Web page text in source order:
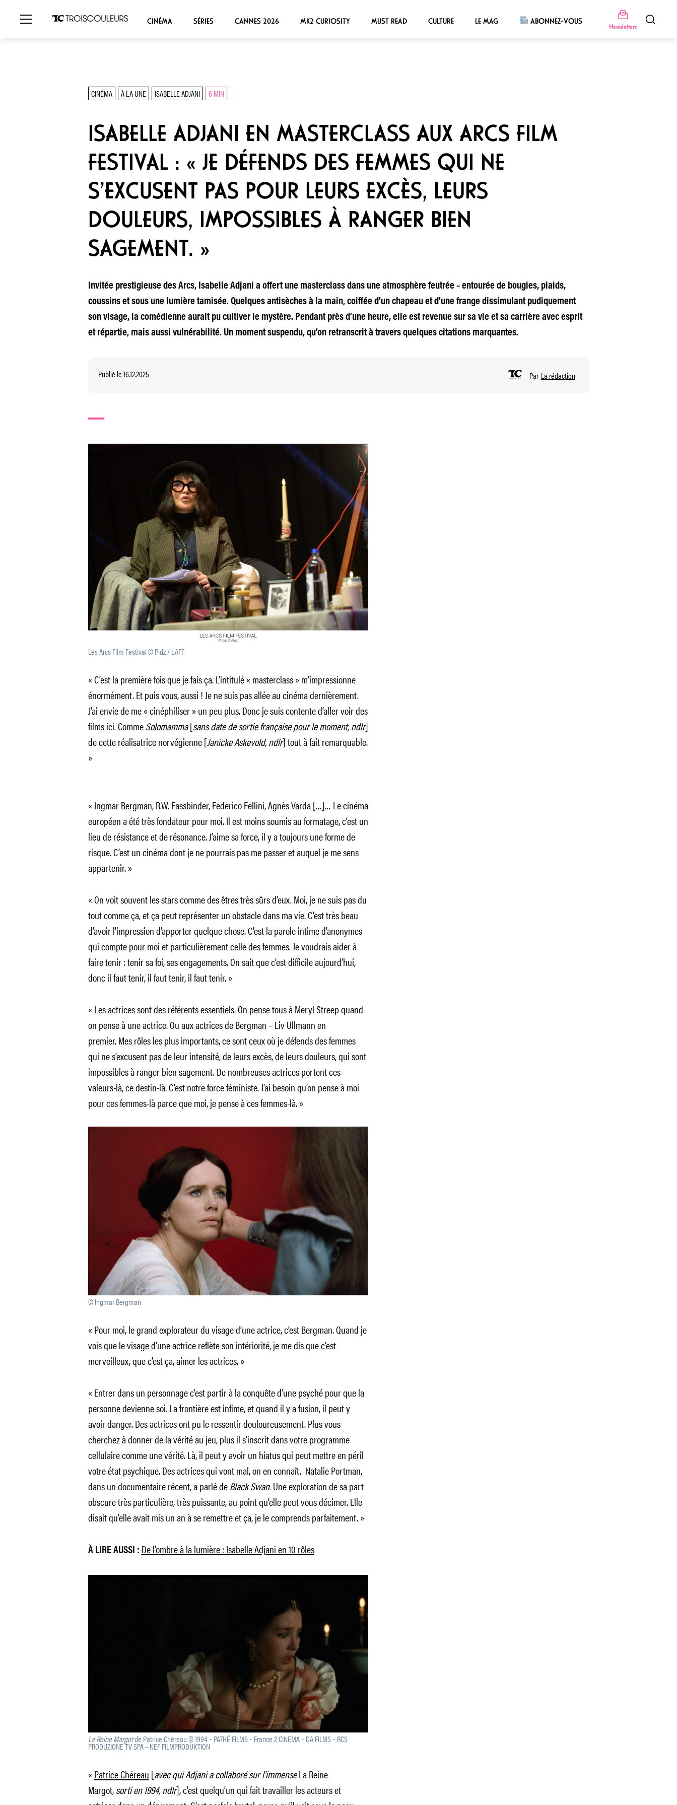
CINÉMA SÉRIES CANNES 2026 MK2 CURIOSITY MUST READ CULTURE LE MAG ABONNEZ-VOUS
Newsletters
CINÉMA À LA UNE ISABELLE ADJANI 6 MIN
ISABELLE ADJANI EN MASTERCLASS AUX ARCS FILM
FESTIVAL : « JE DÉFENDS DES FEMMES QUI NE
S’EXCUSENT PAS POUR LEURS EXCÈS, LEURS
DOULEURS, IMPOSSIBLES À RANGER BIEN
SAGEMENT. »
Invitée prestigieuse des Arcs, Isabelle Adjani a offert une masterclass dans une atmosphère feutrée – entourée de bougies, plaids,
coussins et sous une lumière tamisée. Quelques antisèches à la main, coiffée d’un chapeau et d’une frange dissimulant pudiquement
son visage, la comédienne aurait pu cultiver le mystère. Pendant près d’une heure, elle est revenue sur sa vie et sa carrière avec esprit
et répartie, mais aussi vulnérabilité. Un moment suspendu, qu’on retranscrit à travers quelques citations marquantes.
Publié le 16.12.2025 Par La rédaction
Les Arcs Film Festival © Pidz / LAFF
« C’est la première fois que je fais ça. L’intitulé « masterclass » m’impressionne
énormément. Et puis vous, aussi ! Je ne suis pas allée au cinéma dernièrement.
J’ai envie de me « cinéphiliser » un peu plus. Donc je suis contente d’aller voir des
films ici. CommeSolomamma[sans date de sortie française pour le moment, ndlr]
de cette réalisatrice norvégienne [Janicke Askevold, ndlr] tout à fait remarquable.
»
« Ingmar Bergman, R.W. Fassbinder, Federico Fellini, Agnès Varda […]… Le cinéma
européen a été très fondateur pour moi. Il est moins soumis au formatage, c’est un
lieu de résistance et de résonance. J’aime sa force, il y a toujours une forme de
risque. C’est un cinéma dont je ne pourrais pas me passer et auquel je me sens
appartenir. »
« On voit souvent les stars comme des êtres très sûrs d’eux. Moi, je ne suis pas du
tout comme ça, et ça peut représenter un obstacle dans ma vie. C’est très beau
d’avoir l’impression d’apporter quelque chose. C’est la parole intime d’anonymes
qui compte pour moi et particulièrement celle des femmes. Je voudrais aider à
faire tenir : tenir sa foi, ses engagements. On sait que c’est difficile aujourd’hui,
donc il faut tenir, il faut tenir, il faut tenir. »
« Les actrices sont des référents essentiels. On pense tous à Meryl Streep quand
on pense à une actrice. Ou aux actrices de Bergman – Liv Ullmann en
premier. Mes rôles les plus importants, ce sont ceux où je défends des femmes
qui ne s’excusent pas de leur intensité, de leurs excès, de leurs douleurs, qui sont
impossibles à ranger bien sagement. De nombreuses actrices portent ces
valeurs-là, ce destin-là. C’est notre force féministe. J’ai besoin qu’on pense à moi
pour ces femmes-là parce que moi, je pense à ces femmes-là. »
© Ingmar Bergman
« Pour moi, le grand explorateur du visage d’une actrice, c’est Bergman. Quand je
vois que le visage d’une actrice reflète son intériorité, je me dis que c’est
merveilleux, que c’est ça, aimer les actrices. »
« Entrer dans un personnage c’est partir à la conquête d’une psyché pour que la
personne devienne soi. La frontière est infime, et quand il y a fusion, il peut y
avoir danger. Des actrices ont pu le ressentir douloureusement. Plus vous
cherchez à donner de la vérité au jeu, plus il s’inscrit dans votre programme
cellulaire comme une vérité. Là, il peut y avoir un hiatus qui peut mettre en péril
votre état psychique. Des actrices qui vont mal, on en connaît. Natalie Portman,
dans un documentaire récent, a parlé deBlack Swan. Une exploration de sa part
obscure très particulière, très puissante, au point qu’elle peut vous décimer. Elle
disait qu’elle avait mis un an à se remettre et ça, je le comprends parfaitement. »
À LIRE AUSSI : De l’ombre à la lumière : Isabelle Adjani en 10 rôles
La Reine Margotde Patrice Chéreau © 1994 – PATHÉ FILMS – France 2 CINEMA – DA FILMS – RCS
PRODUZIONE TV SPA – NEF FILMPRODUKTION
«Patrice Chéreau [avec qui Adjani a collaboré sur l’immenseLa Reine
Margot,sorti en 1994,ndlr], c’est quelqu’un qui fait travailler les acteurs et